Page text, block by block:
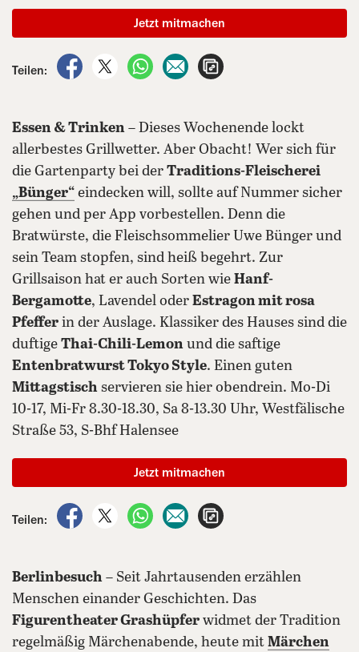
Teilen:
auf Facebook teilen
auf X teilenper WhatsApp teilen
per E-Mail teilen
Jetzt mitmachen
Essen & Trinken – Dieses Wochenende lockt
allerbestes Grillwetter. Aber Obacht! Wer sich für
die Gartenparty bei der Traditions-Fleischerei
„Bünger“ eindecken will, sollte auf Nummer sicher
gehen und per App vorbestellen. Denn die
Bratwürste, die Fleischsommelier Uwe Bünger und
sein Team stopfen, sind heiß begehrt. Zur
Grillsaison hat er auch Sorten wie Hanf-
Bergamotte, Lavendel oder Estragon mit rosa
Pfeffer in der Auslage. Klassiker des Hauses sind die
duftige Thai-Chili-Lemon und die saftige
Entenbratwurst Tokyo Style. Einen guten
Mittagstisch servieren sie hier obendrein. Mo-Di
10-17, Mi-Fr 8.30-18.30, Sa 8-13.30 Uhr, Westfälische
Straße 53, S-Bhf Halensee
Teilen:
auf Facebook teilen
auf X teilenper WhatsApp teilen
per E-Mail teilen
Jetzt mitmachen
Berlinbesuch – Seit Jahrtausenden erzählen
Menschen einander Geschichten. Das
Figurentheater Grashüpfer widmet der Tradition
regelmäßig Märchenabende, heute mit Märchen